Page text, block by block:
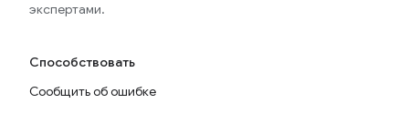
экспертами.
Способствовать
Сообщить об ошибке